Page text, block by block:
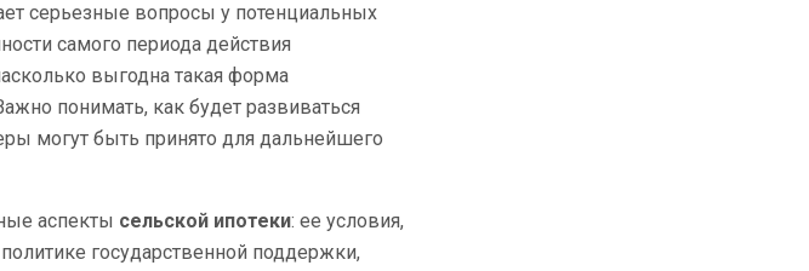
серьезные вопросы у потенциальных
самого периода действия
выгодна такая форма
понимать, как будет развиваться
могут быть принято для дальнейшего
аспекты сельской ипотеки: ее условия,
государственной поддержки,